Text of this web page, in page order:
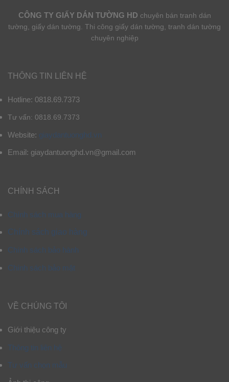
CÔNG TY GIẤY DÁN TƯỜNG HD chuyên bán tranh dán
tường, giấy dán tường. Thi công giấy dán tường, tranh dán tường
chuyên nghiệp
THÔNG TIN LIÊN HỆ
Hotline: 0818.69.7373
Tư vấn: 0818.69.7373
Website: giaydantuonghd.vn
Email: giaydantuonghd.vn@gmail.com
CHÍNH SÁCH
Chính sách mua hàng
Chính sách giao hàng
Chính sách bảo hành
Chính sách bảo mật
VỀ CHÚNG TÔI
Giới thiệu công ty
Thông tin liên hệ
Tư vấn chọn mẫu